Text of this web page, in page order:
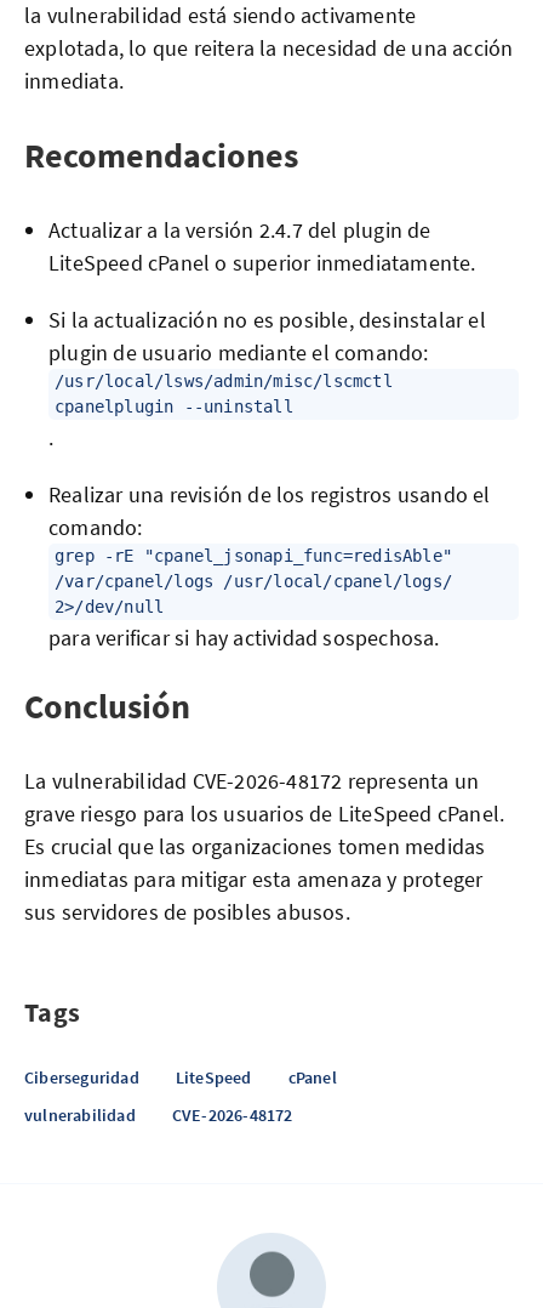
la vulnerabilidad está siendo activamente
explotada, lo que reitera la necesidad de una acción
inmediata.
Recomendaciones
Actualizar a la versión 2.4.7 del plugin de
LiteSpeed cPanel o superior inmediatamente.
Si la actualización no es posible, desinstalar el
plugin de usuario mediante el comando:
/usr/local/lsws/admin/misc/lscmctl
cpanelplugin --uninstall
.
Realizar una revisión de los registros usando el
comando:
grep -rE "cpanel_jsonapi_func=redisAble"
/var/cpanel/logs /usr/local/cpanel/logs/
2>/dev/null
para verificar si hay actividad sospechosa.
Conclusión
La vulnerabilidad CVE-2026-48172 representa un
grave riesgo para los usuarios de LiteSpeed cPanel.
Es crucial que las organizaciones tomen medidas
inmediatas para mitigar esta amenaza y proteger
sus servidores de posibles abusos.
Tags
Ciberseguridad LiteSpeed
cPanel
vulnerabilidad
CVE-2026-48172